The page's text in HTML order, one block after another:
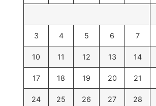
3 4 5 6 7
10 11 12 13 14
17 18 19 20 21
24 25 26 27 28